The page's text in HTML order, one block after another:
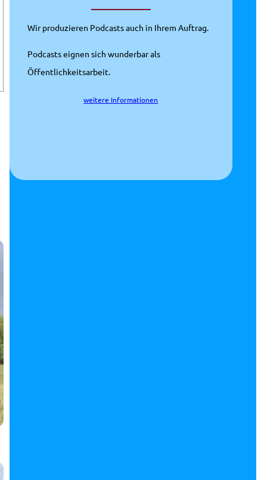
Wir produzieren Podcasts auch in Ihrem Auftrag.
Podcasts eignen sich wunderbar als
Öffentlichkeitsarbeit.
weitere Informationen